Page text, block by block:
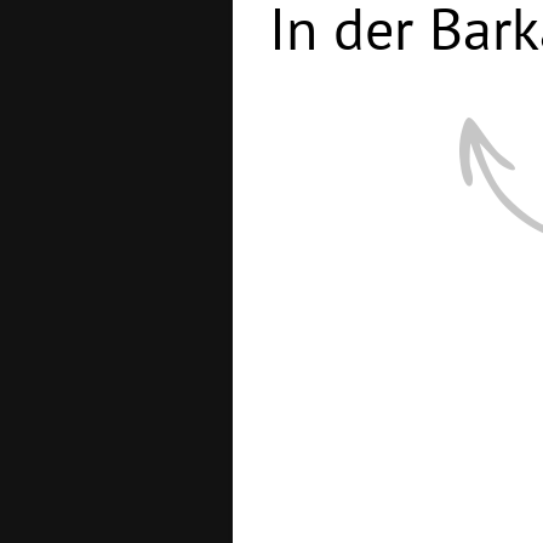
In der